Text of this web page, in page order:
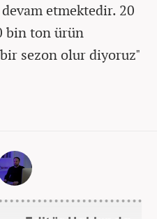
etmektedir. 20
bin ton ürün
sezon olur diyoruz"